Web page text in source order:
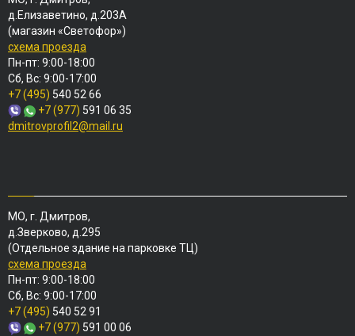
д.Елизаветино, д.203А
(магазин «Светофор»)
схема проезда
Пн-пт: 9:00-18:00
Сб, Вс: 9:00-17:00
+7 (495) 540 52 66
+7 (977) 591 06 35
dmitrovprofil2@mail.ru
МО, г. Дмитров,
д.Зверково, д.295
(Отдельное здание на парковке ТЦ)
схема проезда
Пн-пт: 9:00-18:00
Сб, Вс: 9:00-17:00
+7 (495) 540 52 91
+7 (977) 591 00 06